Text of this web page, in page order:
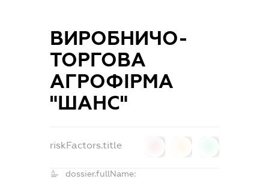
ВИРОБНИЧО-
ТОРГОВА
АГРОФІРМА
"ШАНС"
riskFactors.title
dossier.fullName: